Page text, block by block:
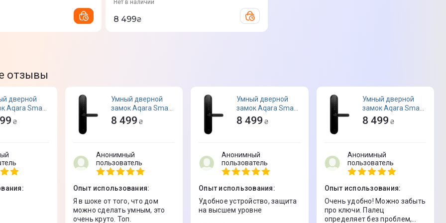
Нет в наличии
8 499₴
отзывы
дверной
Aqara Smart
N100
(EU
₴
:
Умный дверной
замок Aqara Smart
Door Lock N100
ZNMS16LM (EU
8 499 ₴
Анонимный
пользователь
Опыт использования:
Я в шоке от того, что дом
можно сделать умным, это
очень круто. Топ.
Умный дверной
замок Aqara Smart
Door Lock N100
ZNMS16LM (EU
8 499 ₴
Анонимный
пользователь
Опыт использования:
Удобное устройство, защита
на высшем уровне
Умный дверной
замок Aqara Smart
Door Lock N100
ZNMS16LM (EU
8 499 ₴
Анонимный
пользователь
Опыт использования:
Очень удобно! Можно забыть
про ключи. Палец
определяет без проблем,